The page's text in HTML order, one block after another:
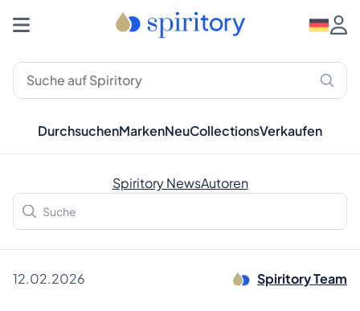
DurchsuchenMarkenNeuCollectionsVerkaufen
Spiritory NewsAutoren
12.02.2026 Spiritory Team